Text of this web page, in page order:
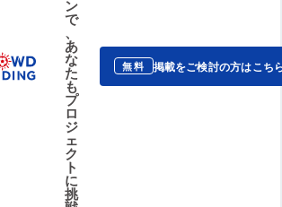
ン
で
、
あ
な
た
も
プ
ロ
ジ
ェ
ク
ト
に
挑
無料 掲載をご検討の方はこち